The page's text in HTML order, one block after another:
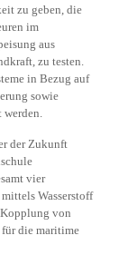
zu geben, die
im
aus
zu testen.
in Bezug auf
sowie
werden.
der Zukunft
vier
Wasserstoff
von
die maritime